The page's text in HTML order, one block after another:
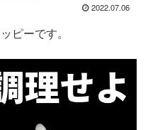
2022.07.06
ピーです。